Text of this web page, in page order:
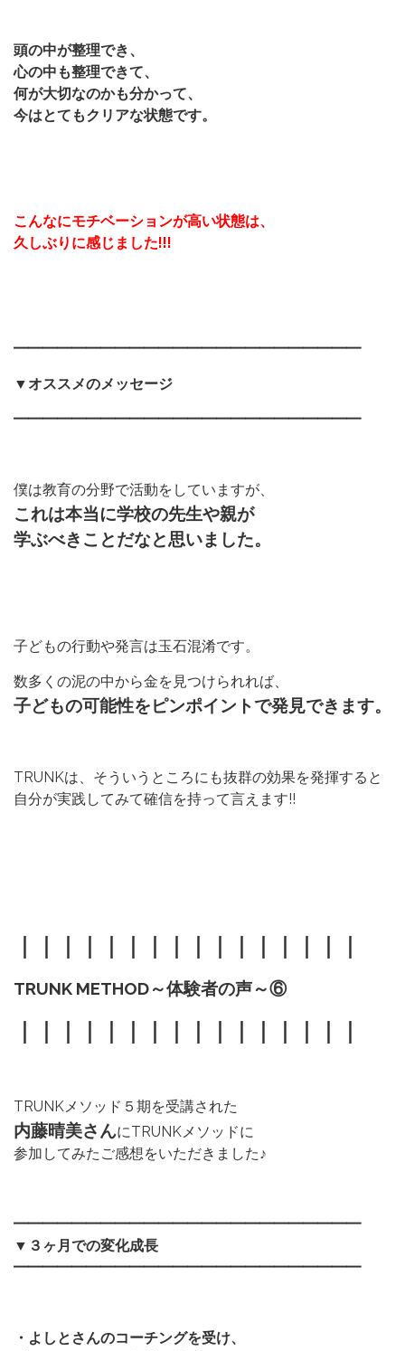
頭の中が整理でき、
心の中も整理できて、
何が大切なのかも分かって、
今はとてもクリアな状態です。
こんなにモチベーションが高い状態は、
久しぶりに感じました!!!
━━━━━━━━━━━━━━━━━━━━━━━━
▼オススメのメッセージ
━━━━━━━━━━━━━━━━━━━━━━━━
僕は教育の分野で活動をしていますが、
これは本当に学校の先生や親が
学ぶべきことだなと思いました。
子どもの行動や発言は玉石混淆です。
数多くの泥の中から金を見つけられれば、
子どもの可能性をピンポイントで発見できます。
TRUNKは、そういうところにも抜群の効果を発揮すると
自分が実践してみて確信を持って言えます!!
TRUNK METHOD～体験者の声～⑥
TRUNKメソッド５期を受講された
内藤晴美さんにTRUNKメソッドに
参加してみたご感想をいただきました♪
━━━━━━━━━━━━━━━━━━━━━━━━
▼３ヶ月での変化成長
━━━━━━━━━━━━━━━━━━━━━━━━
・よしとさんのコーチングを受け、